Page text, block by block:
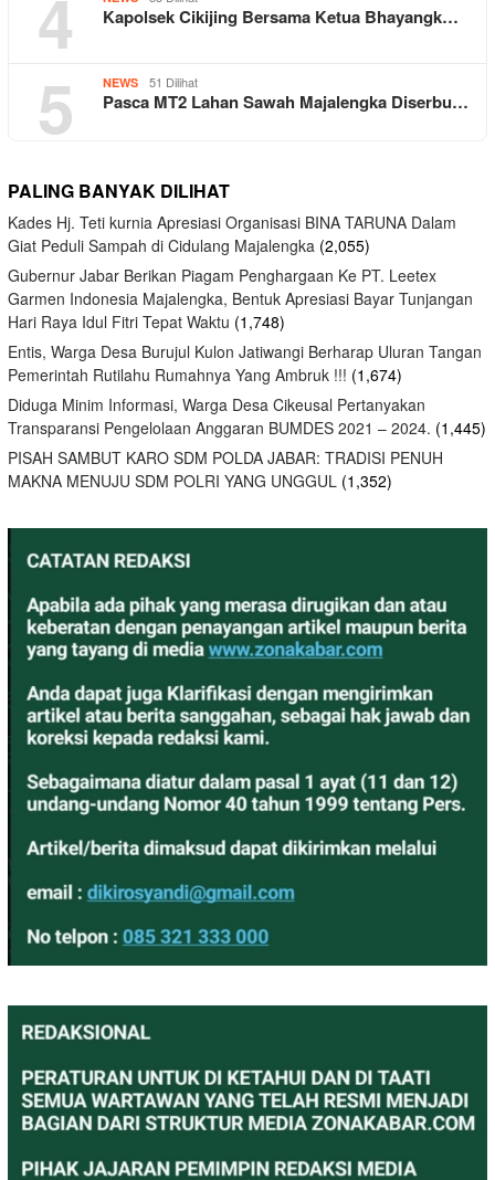
4 Kapolsek Cikijing Bersama Ketua Bhayangk…
5 NEWS 51 Dilihat
Pasca MT2 Lahan Sawah Majalengka Diserbu…
PALING BANYAK DILIHAT
Kades Hj. Teti kurnia Apresiasi Organisasi BINA TARUNA Dalam
Giat Peduli Sampah di Cidulang Majalengka (2,055)
Gubernur Jabar Berikan Piagam Penghargaan Ke PT. Leetex
Garmen Indonesia Majalengka, Bentuk Apresiasi Bayar Tunjangan
Hari Raya Idul Fitri Tepat Waktu (1,748)
Entis, Warga Desa Burujul Kulon Jatiwangi Berharap Uluran Tangan
Pemerintah Rutilahu Rumahnya Yang Ambruk !!! (1,674)
Diduga Minim Informasi, Warga Desa Cikeusal Pertanyakan
Transparansi Pengelolaan Anggaran BUMDES 2021 – 2024. (1,445)
PISAH SAMBUT KARO SDM POLDA JABAR: TRADISI PENUH
MAKNA MENUJU SDM POLRI YANG UNGGUL (1,352)